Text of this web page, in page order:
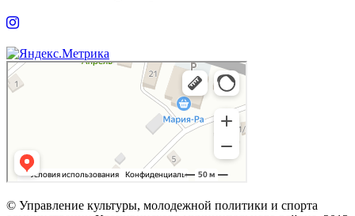
© Управление культуры, молодежной политики и спорта